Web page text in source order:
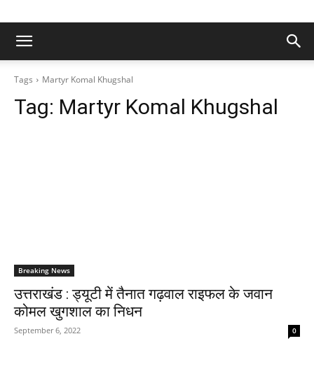
Tags Martyr Komal Khugshal
Tag: Martyr Komal Khugshal
Breaking News
उत्तराखंड : ड्यूटी में तैनात गढ़वाल राइफल के जवान
कोमल खुगशाल का निधन
September 6, 2022 0